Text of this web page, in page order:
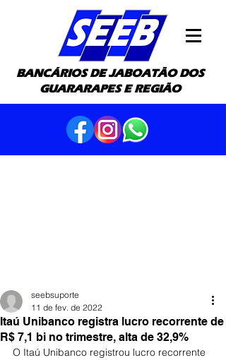
BANCÁRIOS DE JABOATÃO DOS
GUARARAPES E REGIÃO
Itaú Unibanco registra lucro recorrente de
R$ 7,1 bi no trimestre, alta de 32,9%
seebsuporte
11 de fev. de 2022
O Itaú Unibanco registrou lucro recorrente